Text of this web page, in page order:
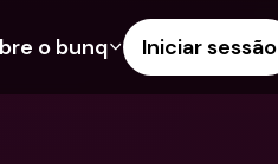
o bunq Iniciar sessão